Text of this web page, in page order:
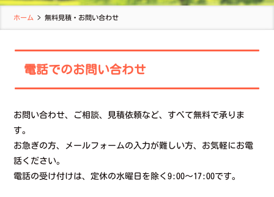
ホーム >無料見積・お問い合わせ
電話でのお問い合わせ
お問い合わせ、ご相談、見積依頼など、すべて無料で承りま
す。
お急ぎの方、メールフォームの入力が難しい方、お気軽にお電
話ください。
電話の受け付けは、定休の水曜日を除く9:00〜17:00です。